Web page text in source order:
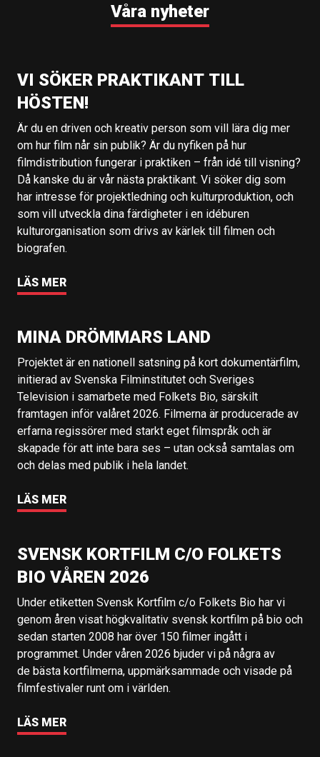
Våra nyheter
VI SÖKER PRAKTIKANT TILL
HÖSTEN!
Är du en driven och kreativ person som vill lära dig mer
om hur film når sin publik? Är du nyfiken på hur
filmdistribution fungerar i praktiken – från idé till visning?
Då kanske du är vår nästa praktikant. Vi söker dig som
har intresse för projektledning och kulturproduktion, och
som vill utveckla dina färdigheter i en idéburen
kulturorganisation som drivs av kärlek till filmen och
biografen.
LÄS MER
MINA DRÖMMARS LAND
Projektet är en nationell satsning på kort dokumentärfilm,
initierad av Svenska Filminstitutet och Sveriges
Television i samarbete med Folkets Bio, särskilt
framtagen inför valåret 2026. Filmerna är producerade av
erfarna regissörer med starkt eget filmspråk och är
skapade för att inte bara ses – utan också samtalas om
och delas med publik i hela landet.
LÄS MER
SVENSK KORTFILM C/O FOLKETS
BIO VÅREN 2026
Under etiketten Svensk Kortfilm c/o Folkets Bio har vi
genom åren visat högkvalitativ svensk kortfilm på bio och
sedan starten 2008 har över 150 filmer ingått i
programmet. Under våren 2026 bjuder vi på några av
de bästa kortfilmerna, uppmärksammade och visade på
filmfestivaler runt om i världen.
LÄS MER